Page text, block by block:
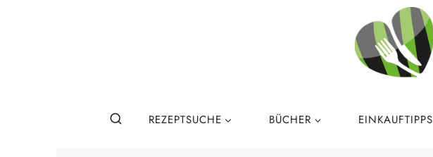
REZEPTSUCHE BÜCHER EINKAUFTIPPS